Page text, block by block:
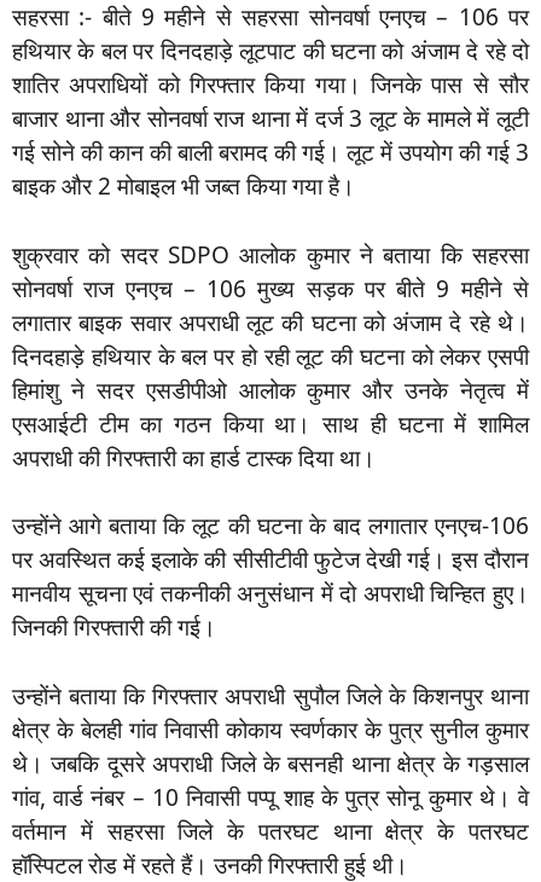
सहरसा :- बीते 9 महीने से सहरसा सोनवर्षा एनएच – 106 पर
हथियार के बल पर दिनदहाड़े लूटपाट की घटना को अंजाम दे रहे दो
शातिर अपराधियों को गिरफ्तार किया गया। जिनके पास से सौर
बाजार थाना और सोनवर्षा राज थाना में दर्ज 3 लूट के मामले में लूटी
गई सोने की कान की बाली बरामद की गई। लूट में उपयोग की गई 3
बाइक और 2 मोबाइल भी जब्त किया गया है।
शुक्रवार को सदर SDPO आलोक कुमार ने बताया कि सहरसा
सोनवर्षा राज एनएच – 106 मुख्य सड़क पर बीते 9 महीने से
लगातार बाइक सवार अपराधी लूट की घटना को अंजाम दे रहे थे।
दिनदहाड़े हथियार के बल पर हो रही लूट की घटना को लेकर एसपी
हिमांशु ने सदर एसडीपीओ आलोक कुमार और उनके नेतृत्व में
एसआईटी टीम का गठन किया था। साथ ही घटना में शामिल
अपराधी की गिरफ्तारी का हार्ड टास्क दिया था।
उन्होंने आगे बताया कि लूट की घटना के बाद लगातार एनएच-106
पर अवस्थित कई इलाके की सीसीटीवी फुटेज देखी गई। इस दौरान
मानवीय सूचना एवं तकनीकी अनुसंधान में दो अपराधी चिन्हित हुए।
जिनकी गिरफ्तारी की गई।
उन्होंने बताया कि गिरफ्तार अपराधी सुपौल जिले के किशनपुर थाना
क्षेत्र के बेलही गांव निवासी कोकाय स्वर्णकार के पुत्र सुनील कुमार
थे। जबकि दूसरे अपराधी जिले के बसनही थाना क्षेत्र के गड़साल
गांव, वार्ड नंबर – 10 निवासी पप्पू शाह के पुत्र सोनू कुमार थे। वे
वर्तमान में सहरसा जिले के पतरघट थाना क्षेत्र के पतरघट
हॉस्पिटल रोड में रहते हैं। उनकी गिरफ्तारी हुई थी।